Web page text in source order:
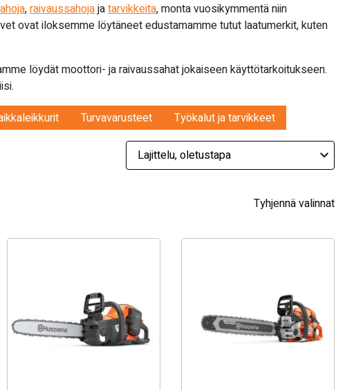
,raivaussahojajatarvikkeita, monta vuosikymmentä niin
ovat iloksemme löytäneet edustamamme tutut laatumerkit, kuten
löydät moottori- ja raivaussahat jokaiseen käyttötarkoitukseen.
Turvavarusteet Työkalut ja tarvikkeet
Tyhjennä valinnat